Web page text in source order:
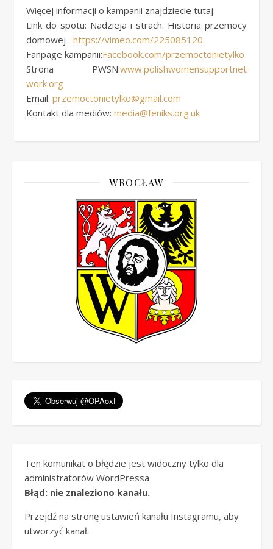
Więcej informacji o kampanii znajdziecie tutaj:
Link do spotu: Nadzieja i strach. Historia przemocy
domowej –https://vimeo.com/225085120
Fanpage kampanii:Facebook.com/przemoctonietylko
Strona PWSN:www.polishwomensupportnet
work.org
Email: przemoctonietylko@gmail.com
Kontakt dla mediów: media@feniks.org.uk
WROCŁAW
Ten komunikat o błędzie jest widoczny tylko dla
administratorów WordPressa
Błąd: nie znaleziono kanału.
Przejdź na stronę ustawień kanału Instagramu, aby
utworzyć kanał.